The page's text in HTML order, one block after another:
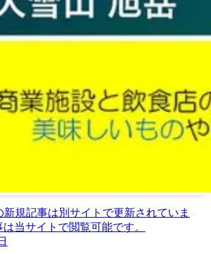
新規記事は別サイトで更新されていま
当サイトで閲覧可能です。